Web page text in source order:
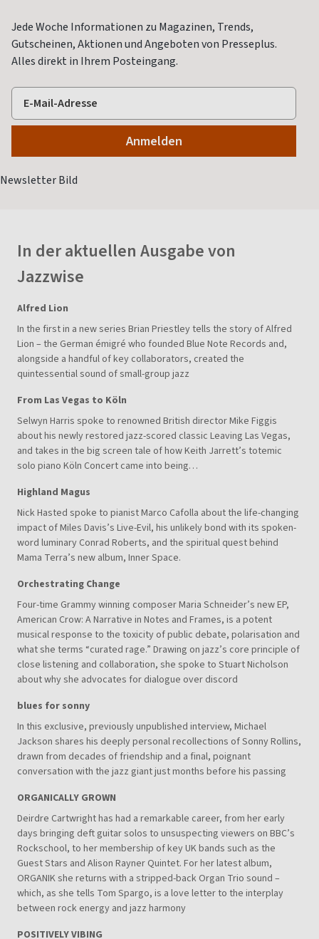
Jede Woche Informationen zu Magazinen, Trends,
Gutscheinen, Aktionen und Angeboten von Presseplus.
Alles direkt in Ihrem Posteingang.
In der aktuellen Ausgabe von
Jazzwise
Alfred Lion
In the first in a new series Brian Priestley tells the story of Alfred
Lion – the German émigré who founded Blue Note Records and,
alongside a handful of key collaborators, created the
quintessential sound of small-group jazz
From Las Vegas to Köln
Selwyn Harris spoke to renowned British director Mike Figgis
about his newly restored jazz-scored classic Leaving Las Vegas,
and takes in the big screen tale of how Keith Jarrett’s totemic
solo piano Köln Concert came into being…
Highland Magus
Nick Hasted spoke to pianist Marco Cafolla about the life-changing
impact of Miles Davis’s Live-Evil, his unlikely bond with its spoken-
word luminary Conrad Roberts, and the spiritual quest behind
Mama Terra’s new album, Inner Space.
Orchestrating Change
Four-time Grammy winning composer Maria Schneider’s new EP,
American Crow: A Narrative in Notes and Frames, is a potent
musical response to the toxicity of public debate, polarisation and
what she terms “curated rage.” Drawing on jazz’s core principle of
close listening and collaboration, she spoke to Stuart Nicholson
about why she advocates for dialogue over discord
blues for sonny
In this exclusive, previously unpublished interview, Michael
Jackson shares his deeply personal recollections of Sonny Rollins,
drawn from decades of friendship and a final, poignant
conversation with the jazz giant just months before his passing
ORGANICALLY GROWN
Deirdre Cartwright has had a remarkable career, from her early
days bringing deft guitar solos to unsuspecting viewers on BBC’s
Rockschool, to her membership of key UK bands such as the
Guest Stars and Alison Rayner Quintet. For her latest album,
ORGANIK she returns with a stripped-back Organ Trio sound –
which, as she tells Tom Spargo, is a love letter to the interplay
between rock energy and jazz harmony
POSITIVELY VIBING